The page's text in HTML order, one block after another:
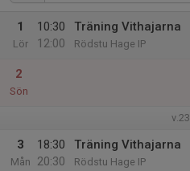
1
Lör
10:30
12:00
Träning Vithajarna
Rödstu Hage IP
2
Sön
v.23
3
Mån
18:30
20:30
Träning Vithajarna
Rödstu Hage IP